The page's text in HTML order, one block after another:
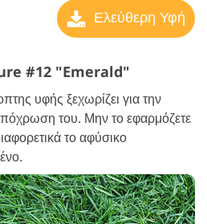
Ελεύθερη Υφή
#12 "Emerald"
υφής ξεχωρίζει για την
του. Μην το εφαρμόζετε
το αφύσικο